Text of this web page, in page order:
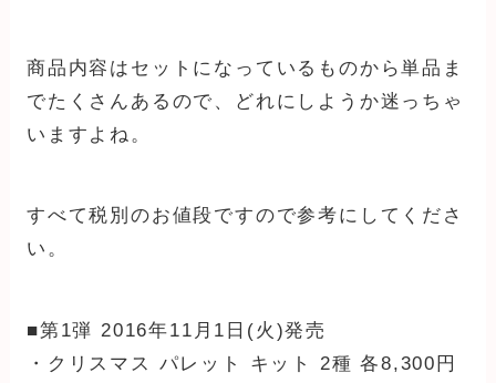
商品内容はセットになっているものから単品ま
でたくさんあるので、どれにしようか迷っちゃ
いますよね。
すべて税別のお値段ですので参考にしてくださ
い。
■第1弾 2016年11月1日(火)発売
・クリスマス パレット キット 2種 各8,300円